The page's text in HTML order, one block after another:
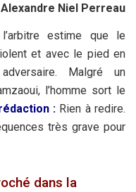
Niel Perreau
estime que le
et avec le pied en
Malgré un
l’homme sort le
: Rien à redire.
très grave pour
dans la